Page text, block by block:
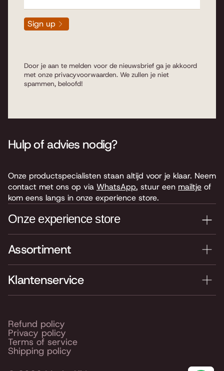
Sign up
Door je aan te melden voor de nieuwsbrief ga je akkoord
met onze privacyvoorwaarden. We zullen je niet
spammen, beloofd!
Assortiment
Klantenservice
Hulp of advies nodig?
Onze productspecialisten staan altijd voor je klaar. Neem
contact met ons op via WhatsApp, stuur een mailtje of
kom eens langs in onze experience store.
Onze experience store
Je nieuwe instrument testen? Kom langs in onze winkel
Routebeschrijving
Openingstijden
Refund policy
Privacy policy
Terms of service
Shipping policy